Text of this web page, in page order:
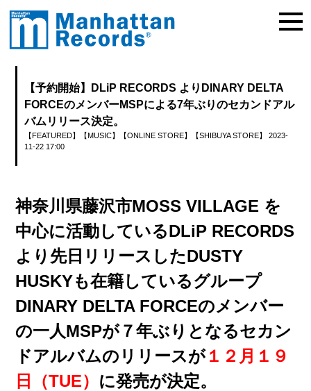
【予約開始】DLiP RECORDS よりDINARY DELTA
FORCEのメンバーMSPによる7年ぶりのセカンドアル
バムリリース決定。
【FEATURED】 【MUSIC】 【ONLINE STORE】 【SHIBUYA STORE】
2023-
11-22 17:00
神奈川県藤沢市MOSS VILLAGE を
中心に活動しているDLiP RECORDS
より先日リリースしたDUSTY
HUSKYも在籍しているグループ
DINARY DELTA FORCEのメンバー
の一人MSPが７年ぶりとなるセカン
ドアルバムのリリースが１２月１９
日（TUE） に発売が決定。